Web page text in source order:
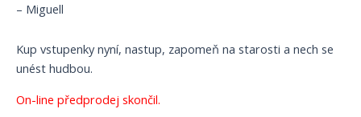
– Miguell
Kup vstupenky nyní, nastup, zapomeň na starosti a nech se
unést hudbou.
On-line předprodej skončil.